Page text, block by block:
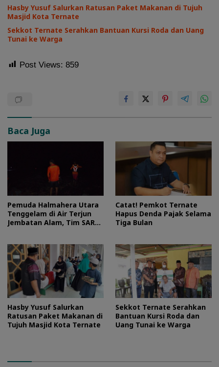
Hasby Yusuf Salurkan Ratusan Paket Makanan di Tujuh
Masjid Kota Ternate
Sekkot Ternate Serahkan Bantuan Kursi Roda dan Uang
Tunai ke Warga
Post Views: 859
Baca Juga
Pemuda Halmahera Utara
Tenggelam di Air Terjun
Jembatan Alam, Tim SAR
Catat! Pemkot Ternate
Hapus Denda Pajak Selama
Tiga Bulan
Hasby Yusuf Salurkan
Ratusan Paket Makanan di
Tujuh Masjid Kota Ternate
Sekkot Ternate Serahkan
Bantuan Kursi Roda dan
Uang Tunai ke Warga